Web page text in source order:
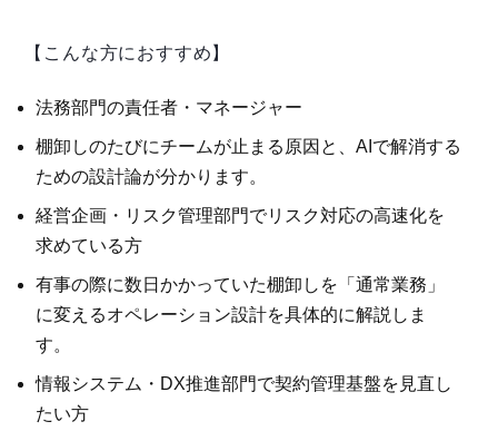
【こんな方におすすめ】
法務部門の責任者・マネージャー
棚卸しのたびにチームが止まる原因と、AIで解消する
ための設計論が分かります。
経営企画・リスク管理部門でリスク対応の高速化を
求めている方
有事の際に数日かかっていた棚卸しを「通常業務」
に変えるオペレーション設計を具体的に解説しま
す。
情報システム・DX推進部門で契約管理基盤を見直し
たい方